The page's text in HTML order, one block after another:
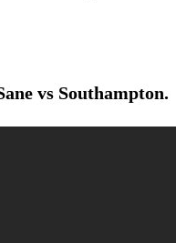
vs Southampton.